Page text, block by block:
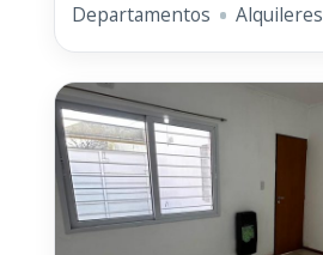
Departamentos Alquileres